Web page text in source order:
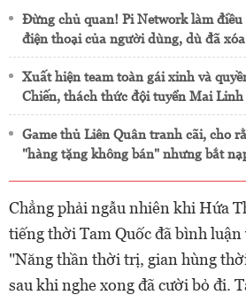
Đừng chủ quan! Pi Network làm
điện thoại của người dùng, dù đã
Xuất hiện team toàn gái xinh và
Chiến, thách thức đội tuyển Mai
Game thủ Liên Quân tranh cãi, cho
"hàng tặng không bán" nhưng bắt
Chẳng phải ngẫu nhiên khi Hứa
tiếng thời Tam Quốc đã bình luận
"Năng thần thời trị, gian hùng
sau khi nghe xong đã cười bỏ đi.